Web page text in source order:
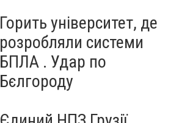
Горить університет, де
розробляли системи
БПЛА . Удар по
Бєлгороду